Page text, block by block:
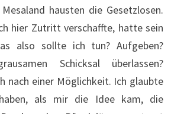
hausten die Gesetzlosen.
hier Zutritt verschaffte, hatte sein
also sollte ich tun? Aufgeben?
Schicksal überlassen?
nach einer Möglichkeit. Ich glaubte
als mir die Idee kam, die